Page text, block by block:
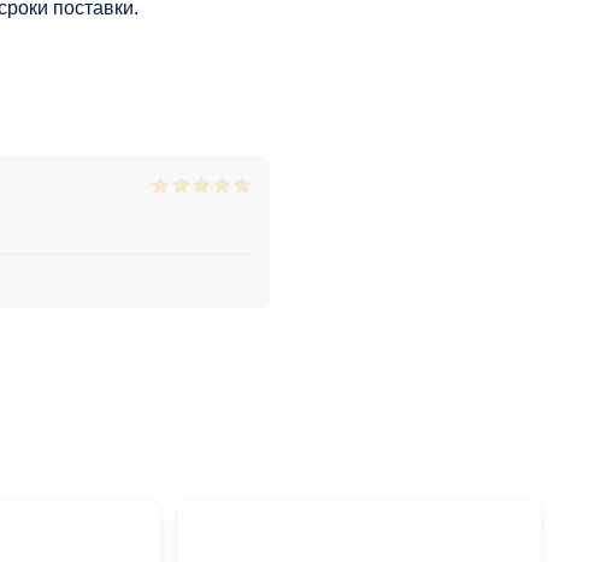
поставки.